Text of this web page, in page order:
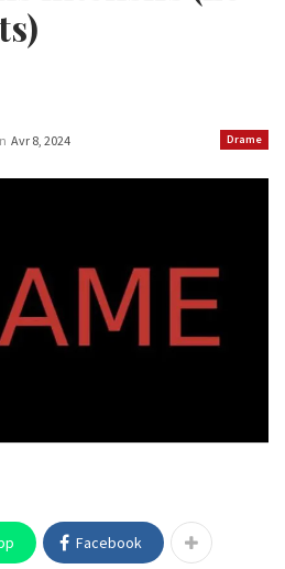
Drame
Avr 8, 2024
Facebook